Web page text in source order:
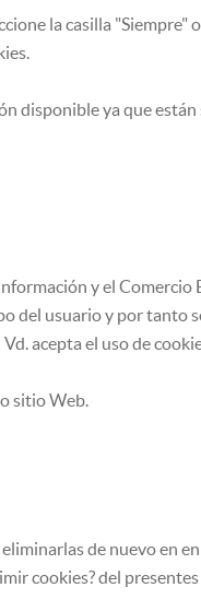
la casilla "Siempre" o
disponible ya que están
y el Comercio
del usuario y por tanto
acepta el uso de
sitio Web.
de nuevo en
cookies? del